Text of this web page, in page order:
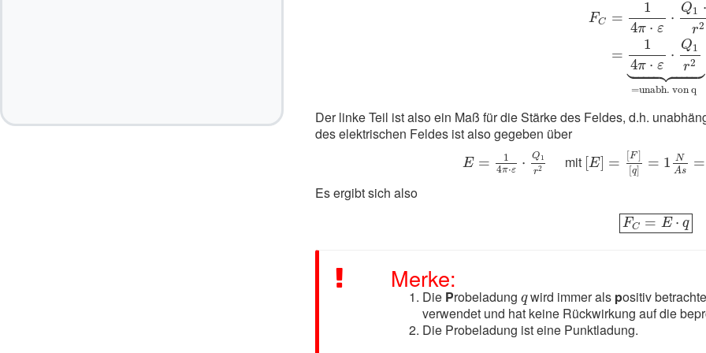
FC =
1
4π ⋅ ε
⋅
Q1 ⋅
r2
=
1
4π ⋅ ε
⋅
Q1
r2

=unabh. von q
Der linke Teil ist also ein Maß für die Stärke des Feldes, d.h.
des elektrischen Feldes ist also gegeben über
E =
1
4π⋅ε ⋅ Q1
r2
π Q1
mit [E] = [F]
[q] = 1 N
As =
][q As
Es ergibt sich also
FC = E ⋅ q
FC=E⋅q
Merke:
Die Probeladung q
qwird immer als positiv
verwendet und hat keine Rückwirkung auf die
Die Probeladung ist eine Punktladung.